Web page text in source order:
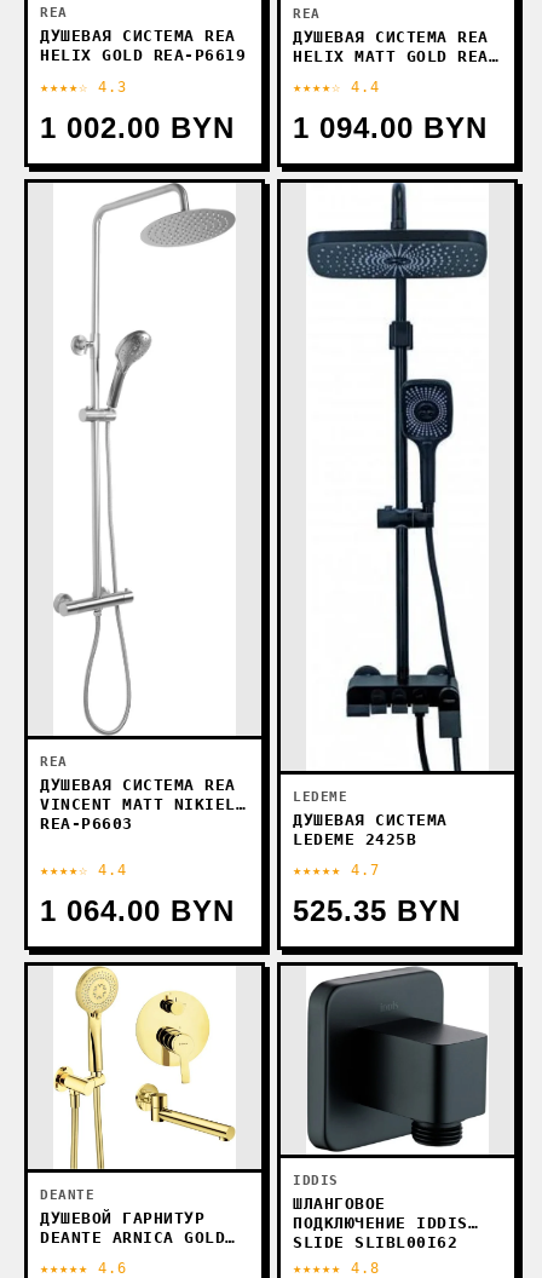
REA
ДУШЕВАЯ СИСТЕМА REA
HELIX GOLD REA-P6619
★★★★☆ 4.3
1 002.00 BYN
REA
ДУШЕВАЯ СИСТЕМА REA
HELIX MATT GOLD REA-
★★★★☆ 4.4
1 094.00 BYN
REA
ДУШЕВАЯ СИСТЕМА REA
VINCENT MATT NIKIEL
REA-P6603
★★★★☆ 4.4
1 064.00 BYN
LEDEME
ДУШЕВАЯ СИСТЕМА
LEDEME 2425B
★★★★★ 4.7
525.35 BYN
DEANTE
ДУШЕВОЙ ГАРНИТУР
DEANTE ARNICA GOLD
★★★★★ 4.6
IDDIS
ШЛАНГОВОЕ
ПОДКЛЮЧЕНИЕ IDDIS
SLIDE SLIBL00I62
★★★★★ 4.8